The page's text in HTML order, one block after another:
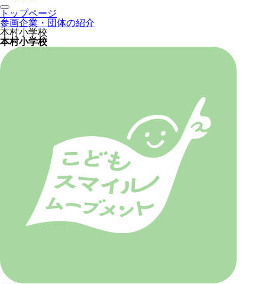
トップページ
参画企業・団体の紹介
本村小学校
本村小学校